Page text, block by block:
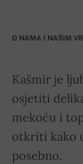
O NAMA I NAŠIM
Kašmir je
osjetiti
mekoću i
otkriti kako
posebno.